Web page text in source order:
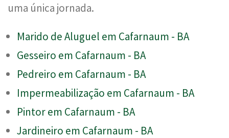
uma única jornada.
Marido de Aluguel em Cafarnaum - BA
Gesseiro em Cafarnaum - BA
Pedreiro em Cafarnaum - BA
Impermeabilização em Cafarnaum - BA
Pintor em Cafarnaum - BA
Jardineiro em Cafarnaum - BA